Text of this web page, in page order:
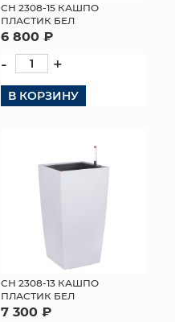
СН 2308-15 КАШПО
ПЛАСТИК БЕЛ
6 800 ₽
- +
В КОРЗИНУ
СН 2308-13 КАШПО
ПЛАСТИК БЕЛ
7 300 ₽